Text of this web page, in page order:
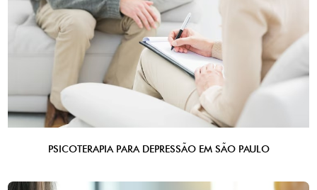
PSICOTERAPIA PARA DEPRESSÃO EM SÃO PAULO